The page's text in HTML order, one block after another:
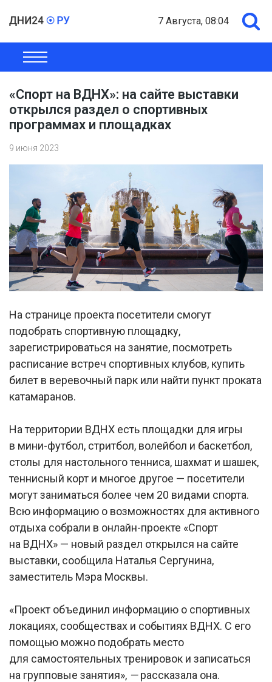
7 Августа, 08:04
ОБЩЕСТВО
«Спорт на ВДНХ»: на сайте выставки
открылся раздел о спортивных
программах и площадках
9 июня 2023
На странице проекта посетители смогут
подобрать спортивную площадку,
зарегистрироваться на занятие, посмотреть
расписание встреч спортивных клубов, купить
билет в веревочный парк или найти пункт проката
катамаранов.
На территории ВДНХ есть площадки для игры
в мини-футбол, стритбол, волейбол и баскетбол,
столы для настольного тенниса, шахмат и шашек,
теннисный корт и многое другое — посетители
могут заниматься более чем 20 видами спорта.
Всю информацию о возможностях для активного
отдыха собрали в онлайн-проекте «Спорт
на ВДНХ» — новый раздел открылся на сайте
выставки, сообщила Наталья Сергунина,
заместитель Мэра Москвы.
«Проект объединил информацию о спортивных
локациях, сообществах и событиях ВДНХ. С его
помощью можно подобрать место
для самостоятельных тренировок и записаться
на групповые занятия», —рассказала она.